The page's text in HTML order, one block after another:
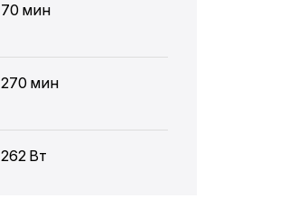
70 мин
270 мин
262 Вт